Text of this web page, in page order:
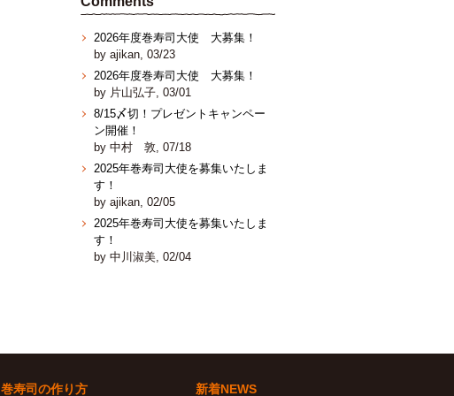
2026年度巻寿司大使 大募集！
by ajikan, 03/23
2026年度巻寿司大使 大募集！
by 片山弘子, 03/01
8/15〆切！プレゼントキャンペー
ン開催！
by 中村 敦, 07/18
2025年巻寿司大使を募集いたしま
す！
by ajikan, 02/05
2025年巻寿司大使を募集いたしま
す！
by 中川淑美, 02/04
巻寿司の作り方 新着NEWS